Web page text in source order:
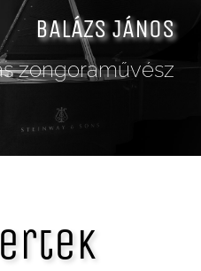
BALÁZS JÁNOS
zongoraművész